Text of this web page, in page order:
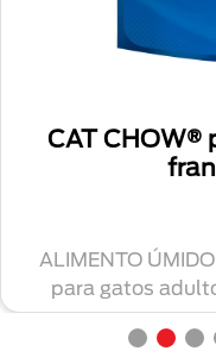
CAT CHOW®
ALIMENTO
para gatos